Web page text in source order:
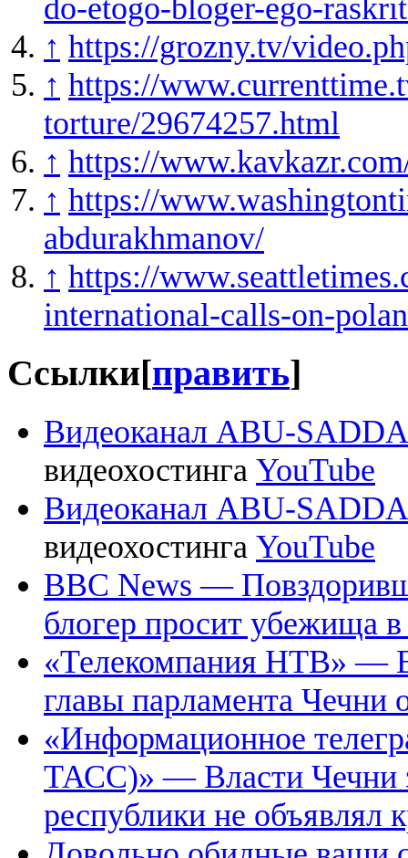
do-etogo-bloger-ego-
↑ https://grozny.tv/
↑ https://
torture/29674257.html
↑ https://
↑ https://
abdurakhmanov/
↑ https://
international-calls-on-
Ссылки[править]
Видеоканал ABU-
видеохостинга YouTube
Видеоканал ABU-
видеохостинга YouTube
BBC News —
блогер просит убежища
«Телекомпания НТВ» —
главы парламента Чечни
«Информационное
ТАСС)» — Власти Чечни
республики не объявлял